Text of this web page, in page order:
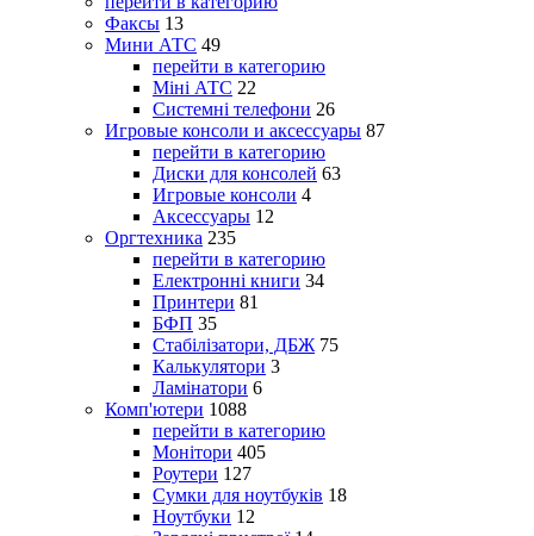
Факсы 13
Мини АТС 49
перейти в категорию
Міні АТС 22
Системні телефони 26
Игровые консоли и аксессуары 87
перейти в категорию
Диски для консолей 63
Игровые консоли 4
Аксессуары 12
Оргтехника 235
перейти в категорию
Електронні книги 34
Принтери 81
БФП 35
Стабілізатори, ДБЖ 75
Калькулятори 3
Ламінатори 6
Комп'ютери 1088
перейти в категорию
Монітори 405
Роутери 127
Сумки для ноутбуків 18
Ноутбуки 12